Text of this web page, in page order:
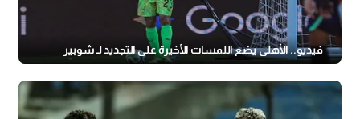
فيديو.. الأهلي يضع اللمسات الأخيرة على التجديد لـ شوبير